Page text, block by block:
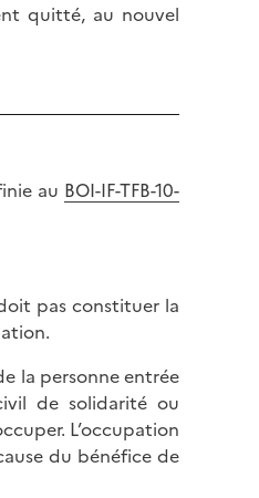
quitté, au nouvel
au BOI-IF-TFB-10-
pas constituer la
la personne entrée
de solidarité ou
L’occupation
du bénéfice de